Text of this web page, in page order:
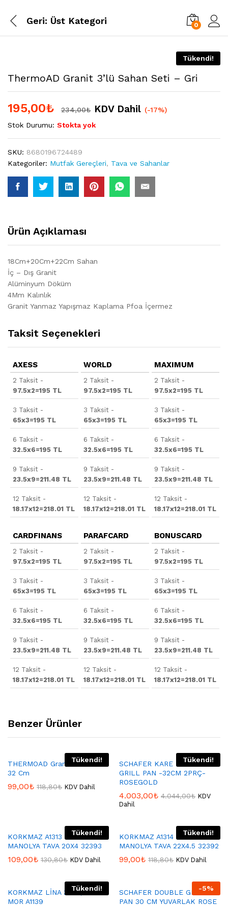
Geri: Üst Kategori 0
Tükendi!
ThermoAD Granit 3’lü Sahan Seti – Gri
195,00₺ 234,00₺ KDV Dahil (-17%)
Stok Durumu: Stokta yok
SKU: 8680196724489
Kategoriler: Mutfak Gereçleri, Tava ve Sahanlar
Ürün Açıklaması
18Cm+20Cm+22Cm Sahan
İç – Dış Granit
Alüminyum Döküm
4Mm Kalınlık
Granit Yanmaz Yapışmaz Kaplama Pfoa İçermez
Taksit Seçenekleri
AXESS
2 Taksit -
97.5x2=195 TL
3 Taksit -
65x3=195 TL
6 Taksit -
32.5x6=195 TL
9 Taksit -
23.5x9=211.48 TL
12 Taksit -
18.17x12=218.01 TL
WORLD
2 Taksit -
97.5x2=195 TL
3 Taksit -
65x3=195 TL
6 Taksit -
32.5x6=195 TL
9 Taksit -
23.5x9=211.48 TL
12 Taksit -
18.17x12=218.01 TL
MAXIMUM
2 Taksit -
97.5x2=195 TL
3 Taksit -
65x3=195 TL
6 Taksit -
32.5x6=195 TL
9 Taksit -
23.5x9=211.48 TL
12 Taksit -
18.17x12=218.01 TL
CARDFINANS
2 Taksit -
97.5x2=195 TL
3 Taksit -
65x3=195 TL
6 Taksit -
32.5x6=195 TL
9 Taksit -
23.5x9=211.48 TL
12 Taksit -
18.17x12=218.01 TL
PARAFCARD
2 Taksit -
97.5x2=195 TL
3 Taksit -
65x3=195 TL
6 Taksit -
32.5x6=195 TL
9 Taksit -
23.5x9=211.48 TL
12 Taksit -
18.17x12=218.01 TL
BONUSCARD
2 Taksit -
97.5x2=195 TL
3 Taksit -
65x3=195 TL
6 Taksit -
32.5x6=195 TL
9 Taksit -
23.5x9=211.48 TL
12 Taksit -
18.17x12=218.01 TL
Benzer Ürünler
Tükendi!
THERMOAD Granit Tava Gri
32 Cm
99,00₺ 118,80₺ KDV Dahil
Tükendi!
SCHAFER KARE DOUBLE
GRILL PAN -32CM 2PRÇ-
ROSEGOLD
4.003,00₺ 4.044,00₺ KDV
Dahil
Tükendi!
KORKMAZ A1313 MİA
MANOLYA TAVA 20X4 32393
109,00₺ 130,80₺ KDV Dahil
Tükendi!
KORKMAZ A1314 MİA
MANOLYA TAVA 22X4.5 32392
99,00₺ 118,80₺ KDV Dahil
Tükendi!
KORKMAZ LİNA 30X5,6 TAVA
MOR A1139
-5%
SCHAFER DOUBLE GRİLL
PAN 30 CM YUVARLAK ROSE